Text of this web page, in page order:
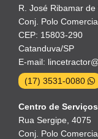
R. José Ribamar
Conj. Polo
CEP: 15803-290
Catanduva/SP
E-mail:
(17) 3531-0080
Centro de Serviços
Rua Sergipe, 4075
Conj. Polo